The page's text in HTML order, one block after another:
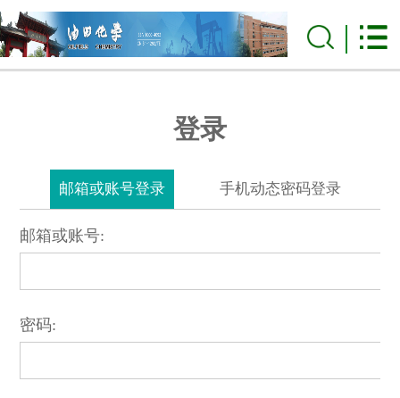
登录
邮箱或账号登录 手机动态密码登录
邮箱或账号:
密码: